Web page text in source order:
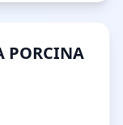
PORCINA